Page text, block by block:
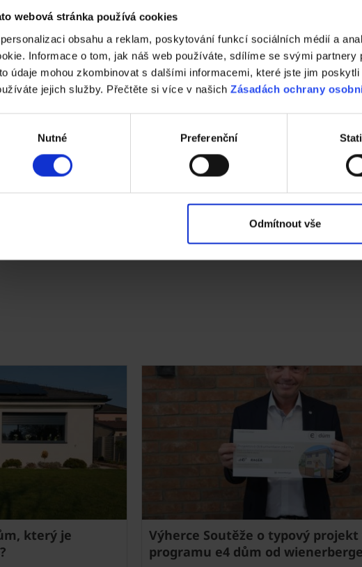
webová stránka používá cookies
obsahu a reklam, poskytování funkcí sociálních médií a
Informace o tom, jak náš web používáte, sdílíme se svými
údaje mohou zkombinovat s dalšími informacemi, které jste jim
jejich služby. Přečtěte si více v našich Zásadách ochrany
Nutné Preferenční
Odmítnout vše
poukazu výherci Soutěže o typový projekt v rámci programu e4 dům od
který je
Výherce Soutěže o typový projekt
programu e4 dům od